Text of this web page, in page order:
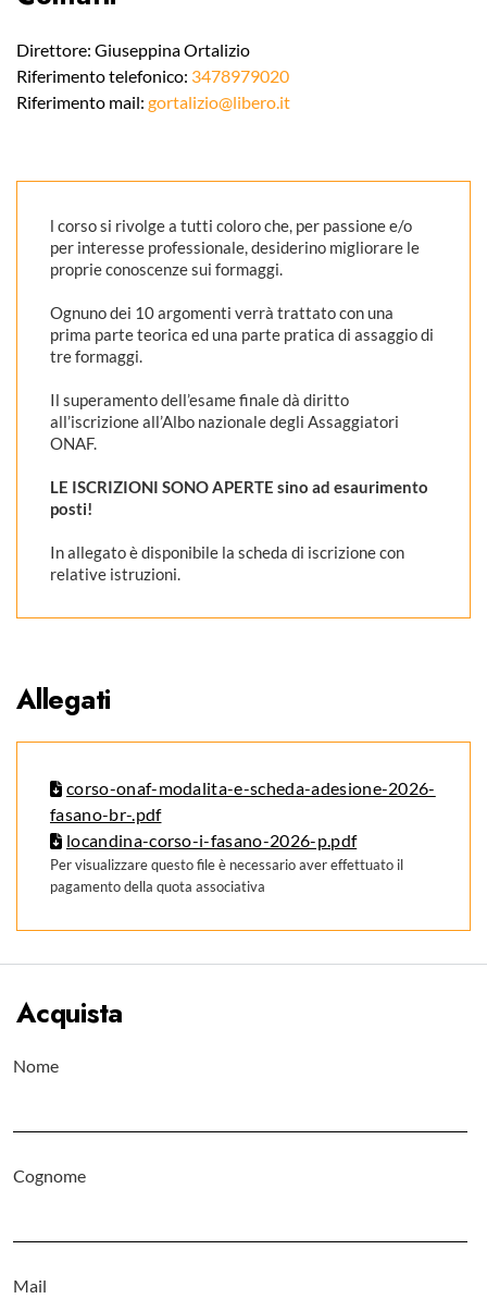
Direttore: Giuseppina Ortalizio
Riferimento telefonico: 3478979020
Riferimento mail: gortalizio@libero.it
l corso si rivolge a tutti coloro che, per passione e/o
per interesse professionale, desiderino migliorare le
proprie conoscenze sui formaggi.
Ognuno dei 10 argomenti verrà trattato con una
prima parte teorica ed una parte pratica di assaggio di
tre formaggi.
Il superamento dell’esame finale dà diritto
all’iscrizione all’Albo nazionale degli Assaggiatori
ONAF.
LE ISCRIZIONI SONO APERTE sino ad esaurimento
posti!
In allegato è disponibile la scheda di iscrizione con
relative istruzioni.
Allegati
corso-onaf-modalita-e-scheda-adesione-2026-
fasano-br-.pdf
locandina-corso-i-fasano-2026-p.pdf
Per visualizzare questo file è necessario aver effettuato il
pagamento della quota associativa
Acquista
Nome
Cognome
Mail